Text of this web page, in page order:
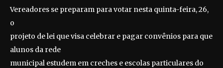
Vereadores se preparam para votar nesta quinta-feira, 26,
o
projeto de lei que visa celebrar e pagar convênios para que
alunos da rede
municipal estudem em creches e escolas particulares do